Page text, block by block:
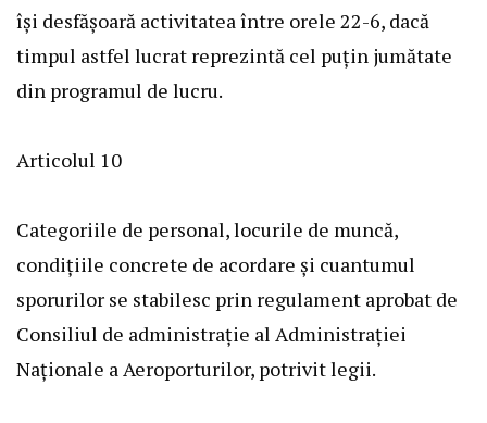
îşi desfăşoară activitatea între orele 22-6, dacă
timpul astfel lucrat reprezintă cel puţin jumătate
din programul de lucru.
Articolul 10
Categoriile de personal, locurile de muncă,
condiţiile concrete de acordare şi cuantumul
sporurilor se stabilesc prin regulament aprobat de
Consiliul de administraţie al Administraţiei
Naţionale a Aeroporturilor, potrivit legii.